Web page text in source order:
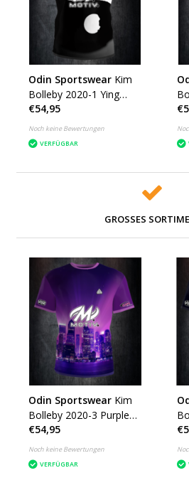
Odin Sportswear Kim
Bolleby 2020-1 Ying
Yang
€54,95
Noch keine Bewertungen
VERFÜGBAR
GROSSES
Odin Sportswear Kim
Bolleby 2020-3 Purple
city
€54,95
Noch keine Bewertungen
VERFÜGBAR